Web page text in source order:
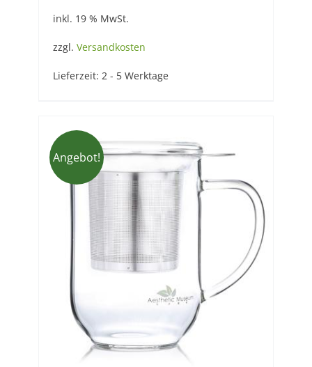
inkl. 19 % MwSt.
zzgl. Versandkosten
Lieferzeit: 2 - 5 Werktage
Angebot!